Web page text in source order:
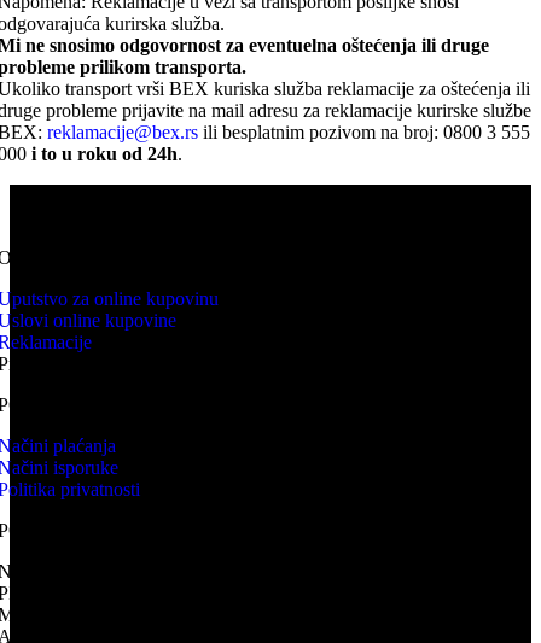
kurirska služba.
ne snosimo odgovornost za eventuelna oštećenja ili druge
prilikom transporta.
transport vrši BEX kuriska služba reklamacije za oštećenja ili
probleme prijavite na mail adresu za reklamacije kurirske službe
reklamacije@bex.rs ili besplatnim pozivom na broj: 0800 3 555
i to u roku od 24h.
KUPOVINA
za online kupovinu
online kupovine
potrošača
I DOSTAVA
plaćanja
isporuke
privatnosti
O TRGOVCU
VEB PRODAJA KNV
113644076
66972542
Mileševska 25, Vračar